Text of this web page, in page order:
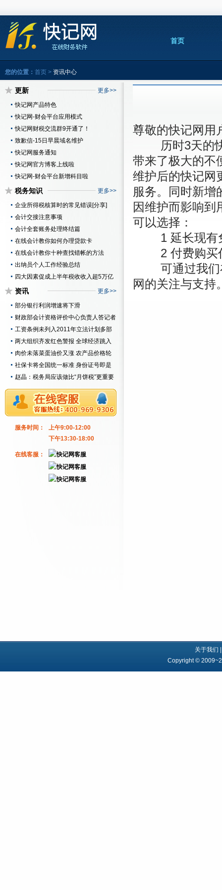
首页
您的位置： 首页 > 资讯中心
更新 更多>>
快记网产品特色
快记网-财会平台应用模式
快记网财税交流群9开通了！
致歉信-15日早晨域名维护
快记网服务通知
快记网官方博客上线啦
快记网-财会平台新增科目啦
税务知识 更多>>
企业所得税核算时的常见错误[分享]
会计交接注意事项
会计全套账务处理终结篇
在线会计教你如何办理贷款卡
在线会计教你十种查找错帐的方法
出纳员个人工作经验总结
四大因素促成上半年税收收入超5万亿
资讯 更多>>
部分银行利润增速将下滑
财政部会计资格评价中心负责人答记者
问
工资条例未列入2011年立法计划多部
门意见难统一
两大组织齐发红色警报 全球经济跳入
新危局
肉价未落菜蛋油价又涨 农产品价格轮
涨态势显现
社保卡将全国统一标准 身份证号即是
社保卡号
赵晶：税务局应该做比“月饼税”更重要
的事
服务时间：
上午9:00-12:00
下午13:30-18:00
在线客服：
尊敬的快记网用
历时3天的快
带来了极大的不
维护后的快记网
服务。同时新增
因维护而影响到
可以选择：
1 延长现有免
2 付费购买任
可通过我们在
网的关注与支持
关于我们
Copyright ©